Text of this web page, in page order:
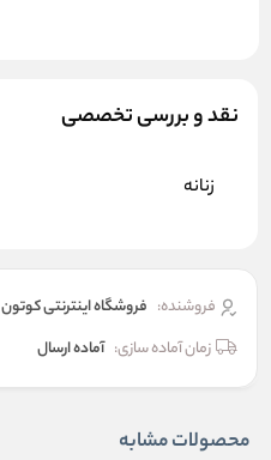
نقد و بررسی تخصصی
زنانه
فروشنده: فروشگاه اینترنتی کوتون
زمان آماده سازی: آماده ارسال
محصولات مشابه